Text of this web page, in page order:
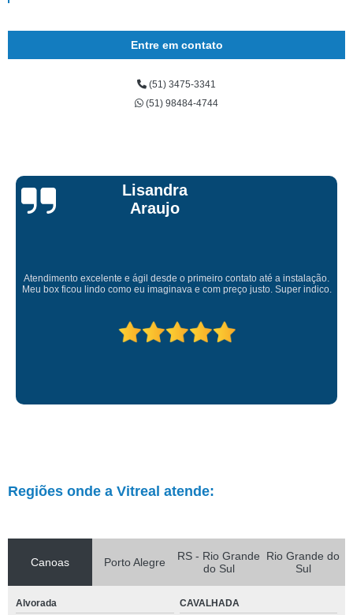
Entre em contato
(51) 3475-3341
(51) 98484-4744
Lisandra
Araujo
Atendimento excelente e ágil desde o primeiro contato até a instalação.
Meu box ficou lindo como eu imaginava e com preço justo. Super indico.
Regiões onde a Vitreal atende:
Canoas Porto Alegre
RS - Rio Grande
do Sul
Rio Grande do
Sul
Alvorada CAVALHADA